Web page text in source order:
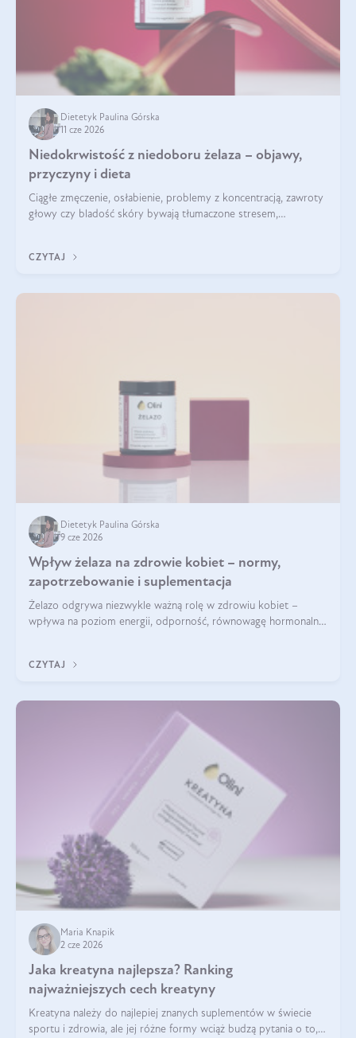
Dietetyk Paulina Górska
11 cze 2026
Niedokrwistość z niedoboru żelaza – objawy,
przyczyny i dieta
Ciągłe zmęczenie, osłabienie, problemy z koncentracją, zawroty
głowy czy bladość skóry bywają tłumaczone stresem,
CZYTAJ
Dietetyk Paulina Górska
9 cze 2026
Wpływ żelaza na zdrowie kobiet – normy,
zapotrzebowanie i suplementacja
Żelazo odgrywa niezwykle ważną rolę w zdrowiu kobiet –
wpływa na poziom energii, odporność, równowagę hormonalną
zawrotów głowy czy problemów z
CZYTAJ
Maria Knapik
2 cze 2026
Jaka kreatyna najlepsza? Ranking
najważniejszych cech kreatyny
Kreatyna należy do najlepiej znanych suplementów w świecie
sportu i zdrowia, ale jej różne formy wciąż budzą pytania o to,